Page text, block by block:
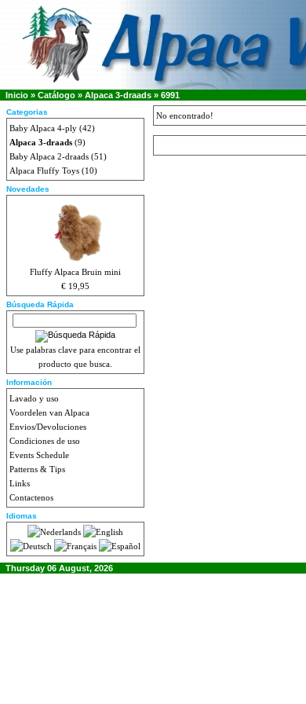
Inicio » Catálogo » Alpaca 3-draads » 6991
Categorias
Baby Alpaca 4-ply (42)
Alpaca 3-draads (9)
Baby Alpaca 2-draads (51)
Alpaca Fluffy Toys (10)
Novedades
Fluffy Alpaca Bruin mini
€ 19,95
Búsqueda Rápida
Use palabras clave para encontrar el
producto que busca.
Información
Lavado y uso
Voordelen van Alpaca
Envios/Devoluciones
Condiciones de uso
Events Schedule
Patterns & Tips
Links
Contactenos
Idiomas
No encontrado!
Thursday 06 August, 2026